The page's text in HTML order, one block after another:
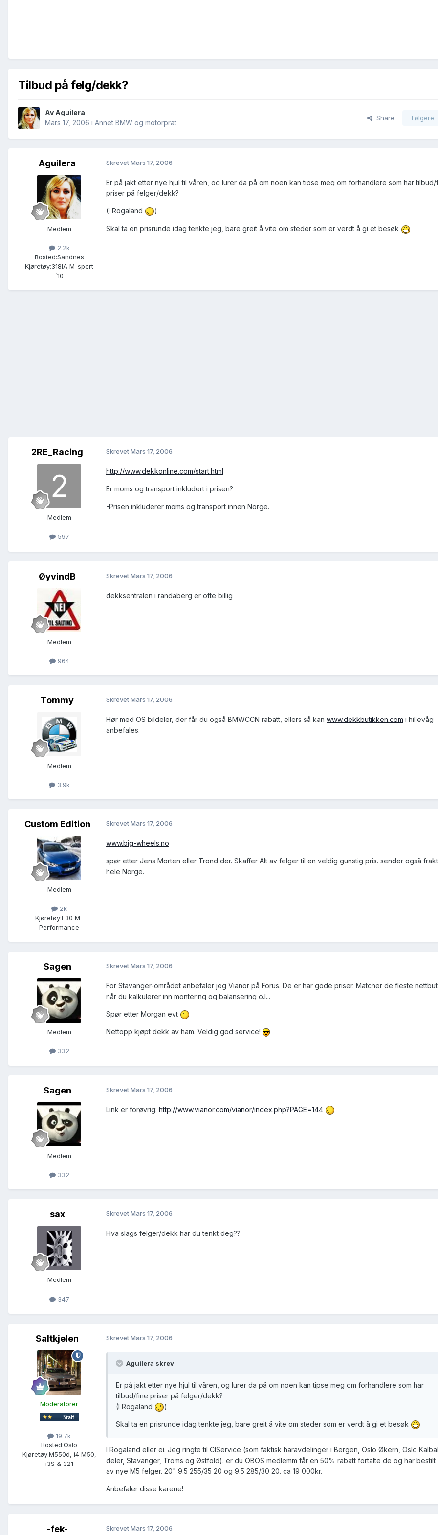
Tilbud på felg/dekk?
Av Aguilera
Mars 17, 2006 i Annet BMW og motorprat
Share Følgere
Aguilera
Medlem
2.2k
Bosted:Sandnes
Kjøretøy:318IA M-sport
`10
SkrevetMars 17, 2006
Er på jakt etter nye hjul til våren, og lurer da på om noen kan tipse meg om forhandlere som har tilbud/
priser på felger/dekk?
(I Rogaland )
Skal ta en prisrunde idag tenkte jeg, bare greit å vite om steder som er verdt å gi et besøk
2RE_Racing
Medlem
597
SkrevetMars 17, 2006
http://www.dekkonline.com/start.html
Er moms og transport inkludert i prisen?
-Prisen inkluderer moms og transport innen Norge.
ØyvindB
Medlem
964
SkrevetMars 17, 2006
dekksentralen i randaberg er ofte billig
Tommy
Medlem
3.9k
SkrevetMars 17, 2006
Hør med OS bildeler, der får du også BMWCCN rabatt, ellers så kan www.dekkbutikken.com i hillevåg
anbefales.
Custom Edition
Medlem
2k
Kjøretøy:F30 M-
Performance
SkrevetMars 17, 2006
www.big-wheels.no
spør etter Jens Morten eller Trond der. Skaffer Alt av felger til en veldig gunstig pris. sender også
hele Norge.
Sagen
Medlem
332
SkrevetMars 17, 2006
For Stavanger-området anbefaler jeg Vianor på Forus. De er har gode priser. Matcher de fleste
når du kalkulerer inn montering og balansering o.l...
Spør etter Morgan evt
Nettopp kjøpt dekk av ham. Veldig god service!
Sagen
Medlem
332
SkrevetMars 17, 2006
Link er forøvrig: http://www.vianor.com/vianor/index.php?PAGE=144
sax
Medlem
347
SkrevetMars 17, 2006
Hva slags felger/dekk har du tenkt deg??
Saltkjelen
Moderatorer
19.7k
Bosted:Oslo
Kjøretøy:M550d, i4 M50,
i3S & 321
SkrevetMars 17, 2006
Aguilera skrev:
Er på jakt etter nye hjul til våren, og lurer da på om noen kan tipse meg om forhandlere som har
tilbud/fine priser på felger/dekk?
(I Rogaland
)
Skal ta en prisrunde idag tenkte jeg, bare greit å vite om steder som er verdt å gi et besøk
I Rogaland eller ei. Jeg ringte til CIService (som faktisk haravdelinger i Bergen, Oslo Økern, Oslo
deler, Stavanger, Troms og Østfold). er du OBOS medlemm får en 50% rabatt fortalte de og har bestilt
av nye M5 felger. 20" 9.5 255/35 20 og 9.5 285/30 20. ca 19 000kr.
Anbefaler disse karene!
-fek- SkrevetMars 17, 2006